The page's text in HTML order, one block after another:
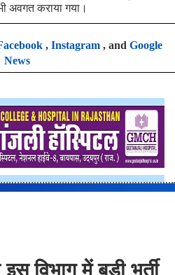
अवगत कराया गया।
, Instagram, and Google
News